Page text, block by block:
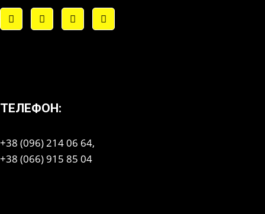
ТЕЛЕФОН:
+38 (096) 214 06 64,
+38 (066) 915 85 04